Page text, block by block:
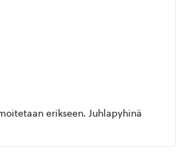
erikseen. Juhlapyhinä